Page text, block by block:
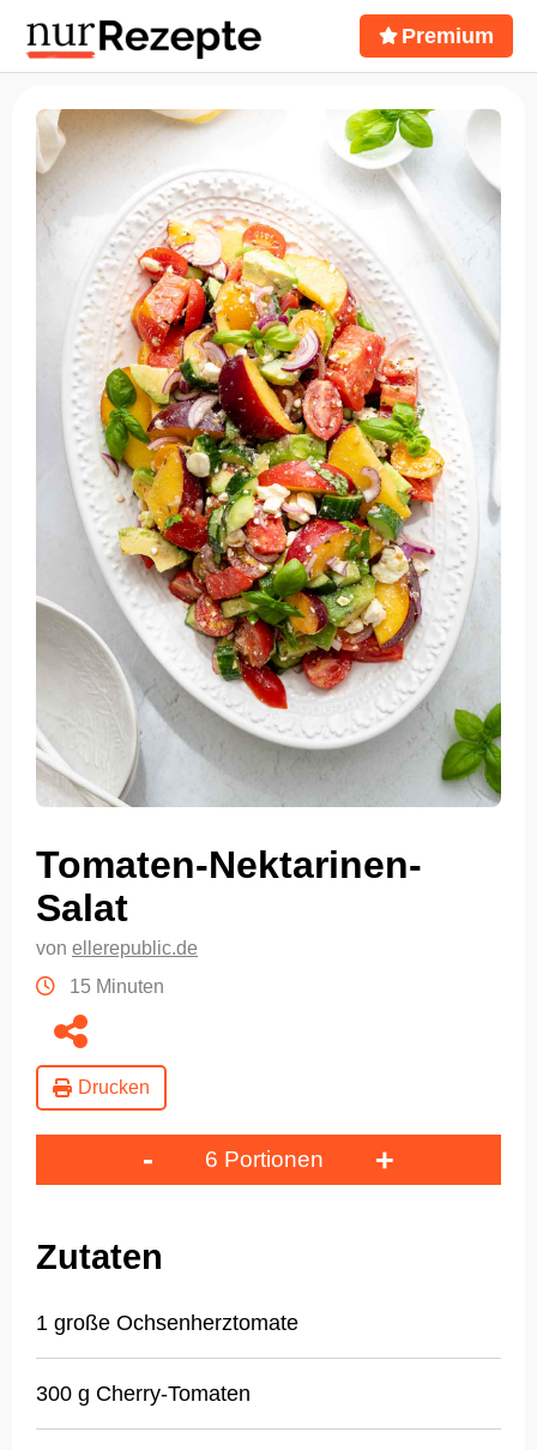
Premium
Tomaten-Nektarinen-
Salat
von ellerepublic.de
15 Minuten
Drucken
- 6 Portionen +
Zutaten
1 große Ochsenherztomate
300 g Cherry-Tomaten